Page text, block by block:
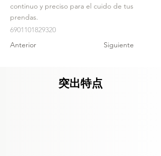
continuo y preciso para el cuido de tus
prendas.
6901101829320
Anterior
Siguiente
突出特点